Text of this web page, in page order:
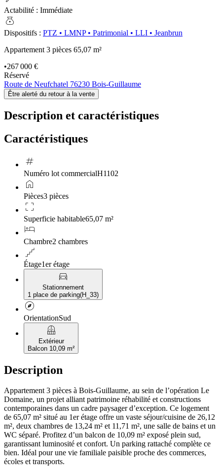
Actabilité : Immédiate
money_bag
Dispositifs : PTZ • LMNP• Patrimonial • LLI • Jeanbrun
Appartement 3 pièces 65,07 m²
•267 000 €
Réservé
Route de Neufchatel 76230 Bois-Guillaume
Être alerté du retour à la vente
Description et caractéristiques
Caractéristiques
tag
Numéro lot commercialH1102
home
Pièces3 pièces
crop_free
Superficie habitable65,07 m²
hotel
Chambre2 chambres
floor
Étage1er étage
directions_car
Stationnement
1 place de parking(H_33)
explore
OrientationSud
balcony
Extérieur
Balcon 10,09 m²
Description
Appartement 3 pièces à Bois-Guillaume, au sein de l’opération Le
Domaine, un projet alliant patrimoine réhabilité et constructions
contemporaines dans un cadre paysager d’exception. Ce logement
de 65,07 m² situé au 1er étage offre un vaste séjour/cuisine de 26,12
m², deux chambres de 13,24 m² et 11,71 m², une salle de bains et un
WC séparé. Profitez d’un balcon de 10,09 m² exposé plein sud,
garantissant luminosité et confort. Un parking rattaché complète ce
bien. Idéal pour une vie familiale paisible proche des commerces,
écoles et transports.